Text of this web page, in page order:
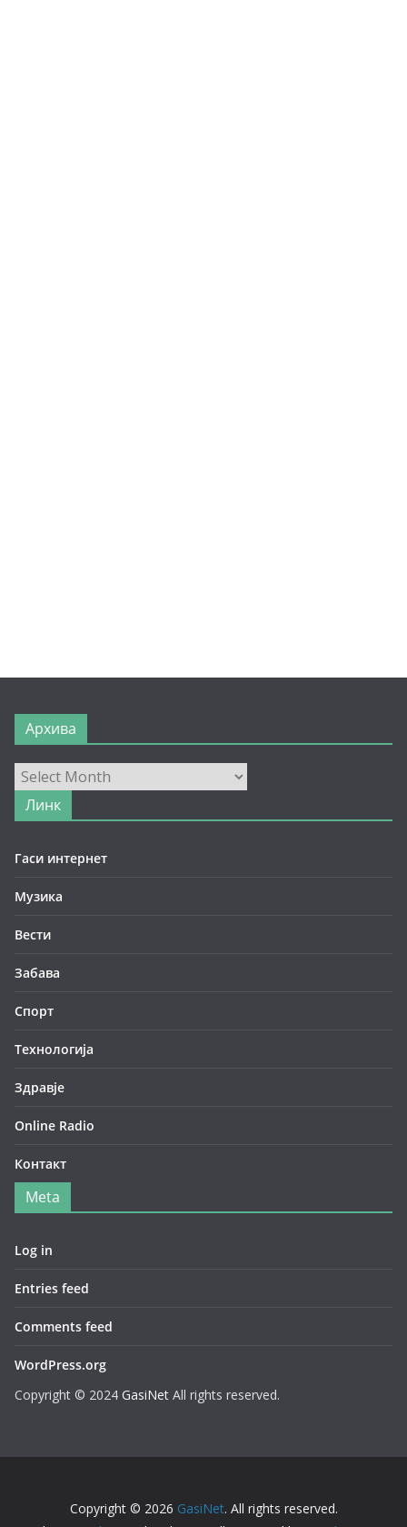
Архива
Архива
Линк
Гаси интернет
Музика
Вести
Забава
Спорт
Технологија
Здравје
Online Radio
Контакт
Meta
Log in
Entries feed
Comments feed
WordPress.org
Copyright © 2024 GasiNet All rights reserved.
Copyright © 2026 GasiNet. All rights reserved.